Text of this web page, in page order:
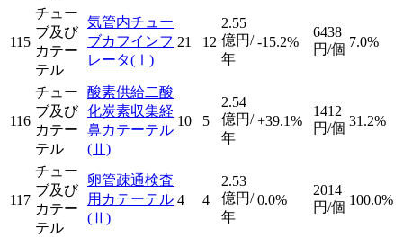
115
チュー
ブ及び
カテー
テル
気管内チュー
ブカフインフ
レータ(Ⅰ)
21 12
2.55
億円/
年
-15.2%
6438
円/個 7.0%
116
チュー
ブ及び
カテー
テル
酸素供給二酸
化炭素収集経
鼻カテーテル
(Ⅱ)
10 5
2.54
億円/
年
+39.1%
1412
円/個 31.2%
117
チュー
ブ及び
カテー
テル
卵管疎通検査
用カテーテル
(Ⅱ)
4 4
2.53
億円/
年
0.0%
2014
円/個 100.0%